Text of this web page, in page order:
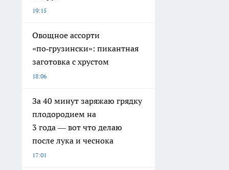
19:15
Овощное ассорти
«по‑грузински»: пикантная
заготовка с хрустом
18:06
За 40 минут заряжаю грядку
плодородием на
3 года — вот что делаю
после лука и чеснока
17:01